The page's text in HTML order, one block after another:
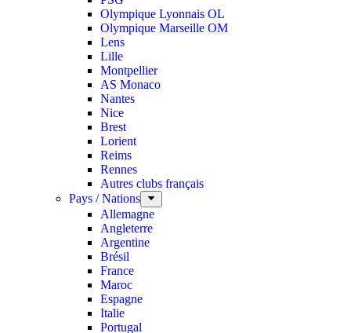
Olympique Lyonnais OL
Olympique Marseille OM
Lens
Lille
Montpellier
AS Monaco
Nantes
Nice
Brest
Lorient
Reims
Rennes
Autres clubs français
Pays / Nations
Allemagne
Angleterre
Argentine
Brésil
France
Maroc
Espagne
Italie
Portugal